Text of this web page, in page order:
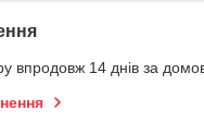
впродовж 14 днів за